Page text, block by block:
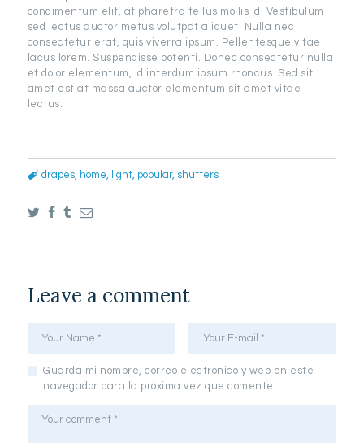
condimentum elit, at pharetra tellus mollis id. Vestibulum
sed lectus auctor metus volutpat aliquet. Nulla nec
consectetur erat, quis viverra ipsum. Pellentesque vitae
lacus lorem. Suspendisse potenti. Donec consectetur nulla
et dolor elementum, id interdum ipsum rhoncus. Sed sit
amet est at massa auctor elementum sit amet vitae
lectus.
drapes, home, light, popular, shutters
Leave a comment
Guarda mi nombre, correo electrónico y web en este
navegador para la próxima vez que comente.